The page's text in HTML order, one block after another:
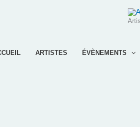
ARTISTES ÉVÈNEMENTS